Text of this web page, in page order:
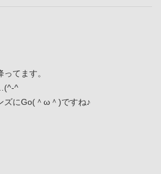
てます。
^ゞ
ズにGo(＾ω＾)ですね♪